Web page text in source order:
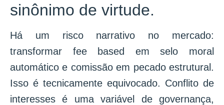
sinônimo de virtude.
Há um risco narrativo no mercado:
transformar fee based em selo moral
automático e comissão em pecado estrutural.
Isso é tecnicamente equivocado. Conflito de
interesses é uma variável de governança,